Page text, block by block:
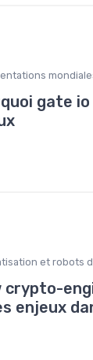
gate
et robots
crypto-
enjeux